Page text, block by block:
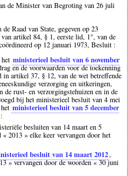
de Minister van Begroting van 26 juli
Raad van State, gegeven op 23
artikel 84, § 1, eerste lid, 1°, van de
op 12 januari 1973, Besluit :
ministerieel besluit van 6 november
en de voorwaarden voor de toekenning
in artikel 37, § 12, van de wet betreffende
verzorging en uitkeringen,
rust- en verzorgingstehuizen en in de
bij het ministerieel besluit van 4 mei
ministerieel besluit van 5 december
besluiten van 14 maart en 5
2013 » elke keer vervangen door het
besluit van 14 maart 2012,
» vervangen door de woorden « 30 juni